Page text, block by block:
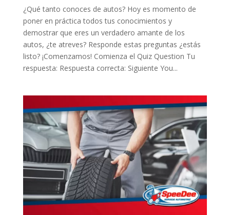
¿Qué tanto conoces de autos? Hoy es momento de
poner en práctica todos tus conocimientos y
demostrar que eres un verdadero amante de los
autos, ¿te atreves? Responde estas preguntas ¿estás
listo? ¡Comenzamos! Comienza el Quiz Question Tu
respuesta: Respuesta correcta: Siguiente You...